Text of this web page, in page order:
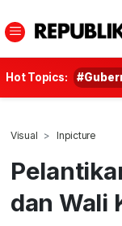
Hot Topics:
Visual Inpicture
dan Wali